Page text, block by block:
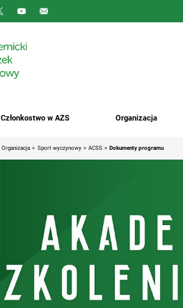
Członkostwo w AZS Organizacja
Organizacja Sport wyczynowy ACSS Dokumenty programu